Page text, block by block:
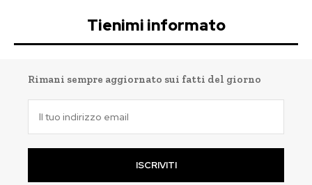
Tienimi informato
Rimani sempre aggiornato sui fatti del giorno
ISCRIVITI